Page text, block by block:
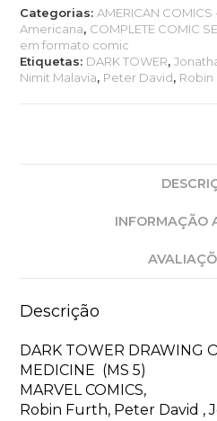
OF
THREE
-
BITTER
Categorias: AMERICAN
Americana, COMPLETE COMIC
em formato comic
Etiquetas: DARK TOWER,
Nimit Malavia, Peter David, Robin
INFORMAÇÃO
Descrição
DARK TOWER DRAWING
MEDICINE (MS 5)
MARVEL COMICS,
Robin Furth, Peter David ,